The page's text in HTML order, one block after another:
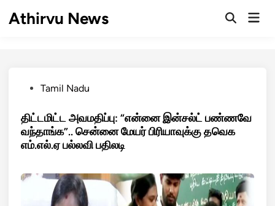
Athirvu News
OpenMain
PostedTamil Nadu
திட்டமிட்ட அவமதிப்பு: “என்னை இன்சல்ட் பண்ணவே
வந்தாங்க”.. சென்னை மேயர் பிரியாவுக்கு தவெக
எம்.எல்.ஏ பல்லவி பதிலடி